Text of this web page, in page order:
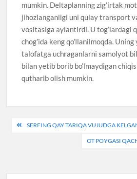
mumkin. Deltaplanning zig’irtak
jihozlanganligi uni qulay transport
vositasiga aylantirdi. U tog’lardagi
chog’ida keng qo’llanilmoqda.
talofatga uchraganlarni samolyot
bilan yetib borib bo’lmaydigan
qutharib olish mumkin.
PostSERFING QAY TARIQA VUJUDGA
OT POYGASI